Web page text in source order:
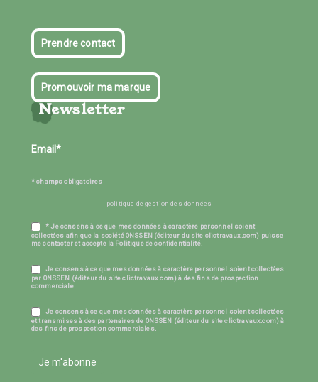
Prendre contact
Promouvoir ma marque
Newsletter
* champs obligatoires
politique de gestion des données
* Je consens à ce que mes données à caractère personnel soient
collectées afin que la société ONSSEN (éditeur du site clictravaux.com) puisse
me contacter et accepte la Politique de confidentialité.
Je consens à ce que mes données à caractère personnel soient collectées
par ONSSEN (éditeur du site clictravaux.com) à des fins de prospection
commerciale.
Je consens à ce que mes données à caractère personnel soient collectées
et transmises à des partenaires de ONSSEN (éditeur du site clictravaux.com) à
des fins de prospection commerciales.
Je m'abonne